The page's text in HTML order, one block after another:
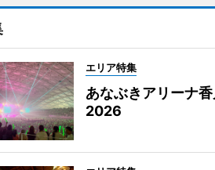
エリア特集
あなぶきアリーナ
2026